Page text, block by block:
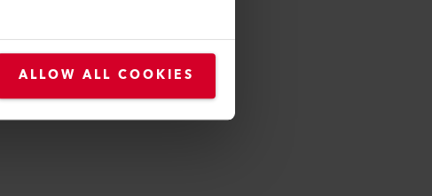
ALLOW ALL COOKIES